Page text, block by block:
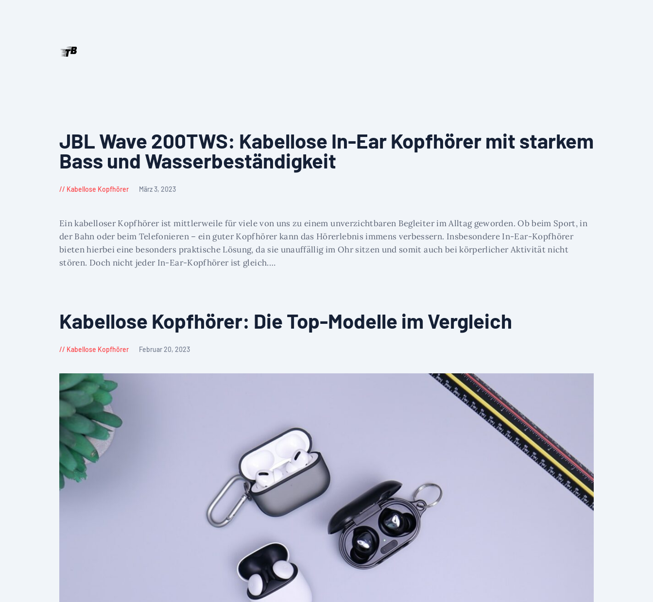
JBL Wave 200TWS: Kabellose In-Ear Kopfhörer mit starkem
Bass und Wasserbeständigkeit
Kabellose Kopfhörer März 3, 2023
Ein kabelloser Kopfhörer ist mittlerweile für viele von uns zu einem unverzichtbaren Begleiter im Alltag geworden. Ob beim Sport, in
der Bahn oder beim Telefonieren – ein guter Kopfhörer kann das Hörerlebnis immens verbessern. Insbesondere In-Ear-Kopfhörer
bieten hierbei eine besonders praktische Lösung, da sie unauffällig im Ohr sitzen und somit auch bei körperlicher Aktivität nicht
stören. Doch nicht jeder In-Ear-Kopfhörer ist gleich.…
Kabellose Kopfhörer: Die Top-Modelle im Vergleich
Kabellose Kopfhörer Februar 20, 2023